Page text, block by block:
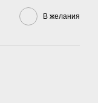
В желания